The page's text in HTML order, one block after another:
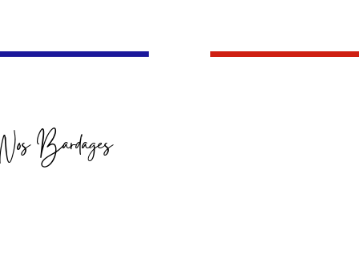
Nos Bardages